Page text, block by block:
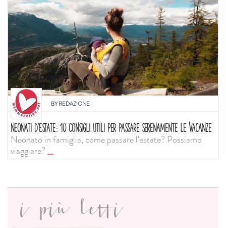
BYREDAZIONE
NEONATI D'ESTATE: 10 CONSIGLI UTILI PER PASSARE SERENAMENTE LE VACANZE
Neonato in famiglia, come passare l'estate? Possiamo
viaggiare?...
i più letti